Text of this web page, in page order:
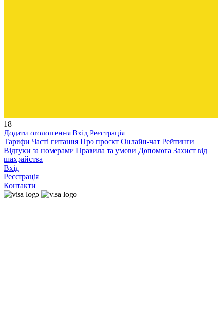
18+
Додати оголошення Вхід Реєстрація
Тарифи Часті питання Про проєкт Онлайн-чат Рейтинги
Відгуки за номерами Правила та умови Допомога Захист від
шахрайства
Вхід
Реєстрація
Контакти